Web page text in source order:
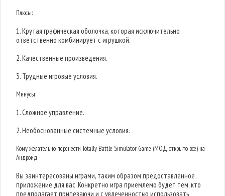
Плюсы:
1. Крутая графическая оболочка, которая исключительно
ответственно комбинирует с игрушкой.
2. Качественные произведения.
3. Трудные игровые условия.
Минусы:
1. Сложное управление.
2. Необоснованные системные условия.
Кому желательно перенести Totally Battle Simulator Game (МОД открыто все) на
Андроид
Вы заинтересованы играми, таким образом предоставленное
приложение для вас. Конкретно игра приемлемо будет тем, кто
предполагает припеваючи и с увлеченностью использовать